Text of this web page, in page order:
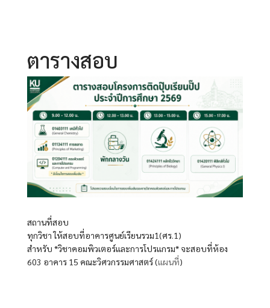
ตารางสอบ
สถานที่สอบ
ทุกวิชา ให้สอบที่อาคารศูนย์เรียนรวม1(ศร.1)
สำหรับ *วิชาคอมพิวเตอร์และการโปรแกรม* จะสอบที่ห้อง
603 อาคาร 15 คณะวิศวกรรมศาสตร์ (แผนที่)